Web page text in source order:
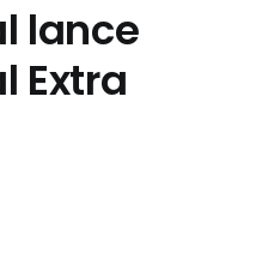
lance
Extra